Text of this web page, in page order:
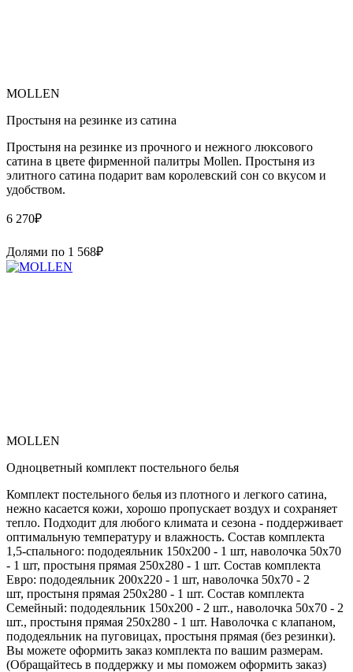
MOLLEN
Простыня на резинке из сатина
Простыня на резинке из прочного и нежного люксового
сатина в цвете фирменной палитры Mollen. Простыня из
элитного сатина подарит вам королевский сон со вкусом и
удобством.
6 270₽
Долями по 1 568₽
MOLLEN
Одноцветный комплект постельного белья
Комплект постельного белья из плотного и легкого сатина,
нежно касается кожи, хорошо пропускает воздух и сохраняет
тепло. Подходит для любого климата и сезона - поддерживает
оптимальную температуру и влажность. Состав комплекта
1,5-спального: пододеяльник 150х200 - 1 шт, наволочка 50х70
- 1 шт, простыня прямая 250х280 - 1 шт. Состав комплекта
Евро: пододеяльник 200х220 - 1 шт, наволочка 50х70 - 2
шт, простыня прямая 250х280 - 1 шт. Состав комплекта
Семейный: пододеяльник 150х200 - 2 шт., наволочка 50х70 - 2
шт., простыня прямая 250х280 - 1 шт. Наволочка с клапаном,
пододеяльник на пуговицах, простыня прямая (без резинки).
Вы можете оформить заказ комплекта по вашим размерам.
(Обращайтесь в поддержку и мы поможем оформить заказ)